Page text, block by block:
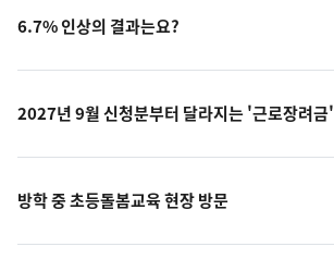
6.7% 인상의 결과는요?
2027년 9월 신청분부터 달라지는 '근로장려금'
방학 중 초등돌봄교육 현장 방문